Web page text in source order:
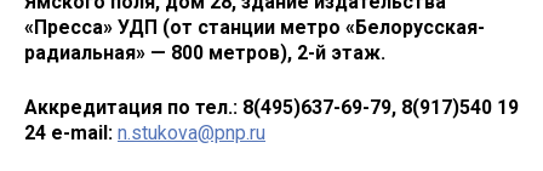
«Пресса» УДП (от станции метро «Белорусская-
радиальная» — 800 метров), 2-й этаж.
Аккредитация по тел.: 8(495)637-69-79, 8(917)540 19
24 e-mail: n.stukova@pnp.ru